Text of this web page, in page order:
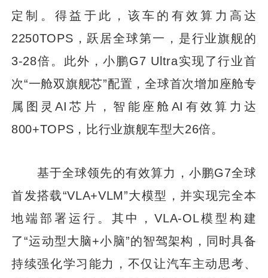
定制。得益于此，该车的有效算力高达
2250TOPS，跃居全球第一，是行业旗舰的
3-28倍。此外，小鹏G7 Ultra实现了行业首
次“一舱双旗舰芯”配置，全球首次增加座舱专
属图灵AI芯片，智能座舱AI有效算力达
800+TOPS，比行业旗舰车型大26倍。
基于全球领先的有效算力，小鹏G7全球
首发搭载“VLA+VLM”大模型，并实现完全本
地端部署运行。其中，VLA-OL模型构建
了“运动型大脑+小脑”的智驾架构，同时具备
持续强化学习能力，不仅让汽车主动思考、